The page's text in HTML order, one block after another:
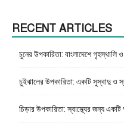
RECENT ARTICLES
চুনের উপকারিতা: বাংলাদেশে
চুইঝালের উপকারিতা: একটি সুস্বাদু ও
চিড়ার উপকারিতা: স্বাস্থ্যের জন্য